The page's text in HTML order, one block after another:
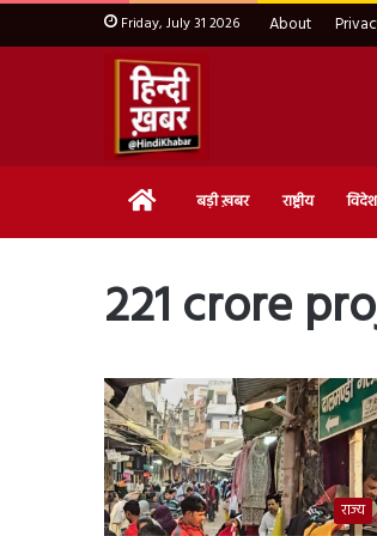
Friday, July 31 2026 About
Home बड़ी ख़बर राष्ट्रीय विदेश
221 crore
राज्य